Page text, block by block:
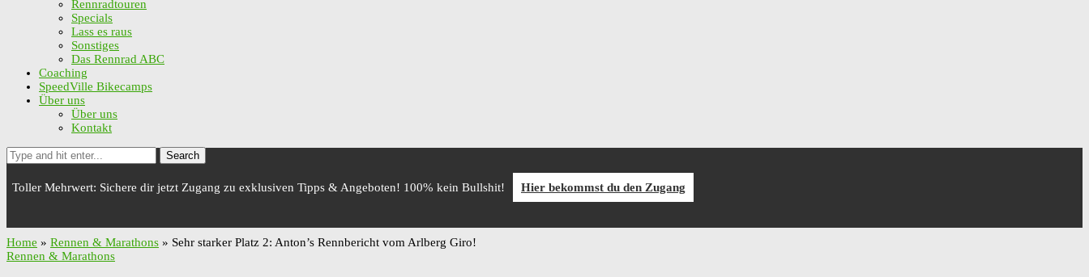
Rennradtouren
Specials
Lass es raus
Sonstiges
Das Rennrad ABC
Coaching
SpeedVille Bikecamps
Über uns
Über uns
Kontakt
Search
Toller Mehrwert: Sichere dir jetzt Zugang zu exklusiven Tipps & Angeboten! 100% kein Bullshit! Hier bekommst du den Zugang
Home » Rennen & Marathons » Sehr starker Platz 2: Anton’s Rennbericht vom Arlberg Giro!
Rennen & Marathons